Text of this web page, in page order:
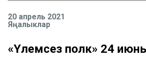
20 апрель 2021
Яңалыклар
«Үлемсез полк» 24